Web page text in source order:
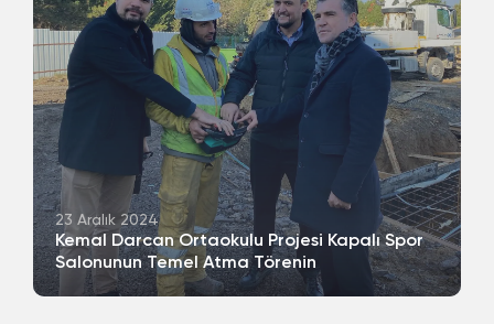
23 Aralık 2024
Kemal Darcan Ortaokulu Projesi Kapalı Spor
Salonunun Temel Atma Törenin